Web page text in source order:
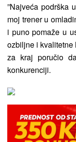
”Najveća podrška
moj trener u
i puno pomaže u
ozbiljne i kvalitetne
za kraj poručio
konkurenciji.